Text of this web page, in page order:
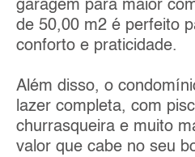
garagem para maior
de 50,00 m2 é perfeito
conforto e praticidade.
Além disso, o
lazer completa, com
churrasqueira e muito
valor que cabe no seu